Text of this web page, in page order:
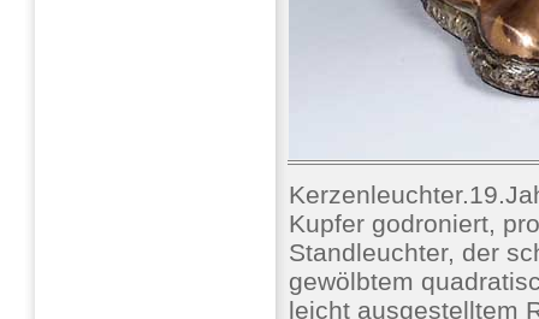
Kupfer godroniert,
Standleuchter, der
gewölbtem
leicht ausgestelltem